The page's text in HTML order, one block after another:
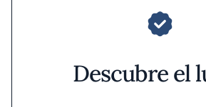
Descubre el